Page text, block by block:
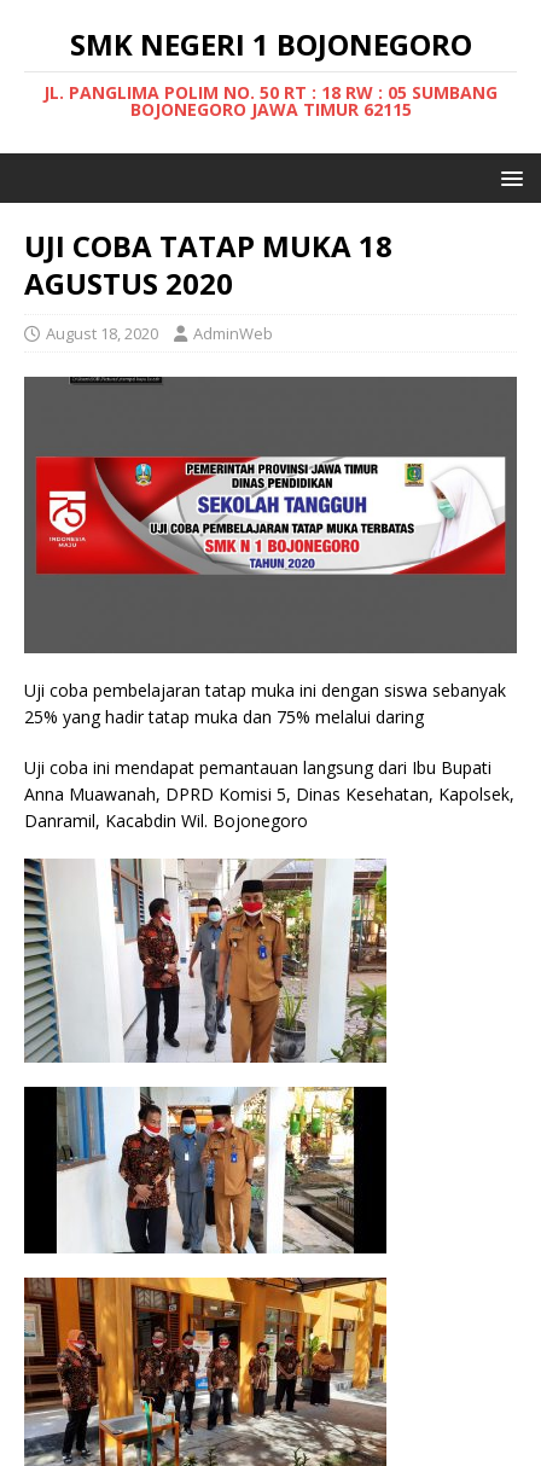
SMK NEGERI 1 BOJONEGORO
JL. PANGLIMA POLIM NO. 50 RT : 18 RW : 05 SUMBANG
BOJONEGORO JAWA TIMUR 62115
UJI COBA TATAP MUKA 18
AGUSTUS 2020
August 18, 2020 AdminWeb
Uji coba pembelajaran tatap muka ini dengan siswa sebanyak
25% yang hadir tatap muka dan 75% melalui daring
Uji coba ini mendapat pemantauan langsung dari Ibu Bupati
Anna Muawanah, DPRD Komisi 5, Dinas Kesehatan, Kapolsek,
Danramil, Kacabdin Wil. Bojonegoro